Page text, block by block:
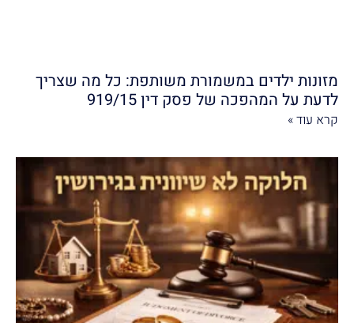
מזונות ילדים במשמורת משותפת: כל מה שצריך
לדעת על המהפכה של פסק דין 919/15
קרא עוד »